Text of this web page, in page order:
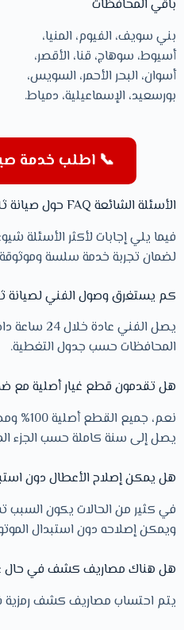
باقي المحافظات
بني سويف، الفيوم، المنيا،
أسيوط، سوهاج، قنا، الأقصر،
أسوان، البحر الأحمر، السويس،
بورسعيد، الإسماعيلية، دمياط.
📞 اطلب خدمة
الأسئلة الشائعة FAQ حول صيانة ثلاجات هيتاشي
فيما يلي إجابات لأكثر الأسئلة
لضمان تجربة خدمة سلسة
كم يستغرق وصول الفني لصيانة
يصل الفني
المحافظات حسب جدول التغطية.
هل تقدمون قطع غيار أصلية مع
نعم،
يصل إلى سنة كاملة حسب الجزء
هل يمكن إصلاح الأعطال دون
في كثير من الحالات يكون
ويمكن إصلاحه دون استبدال
هل هناك مصاريف كشف في حال
يتم احتساب مصاريف كشف رمزية